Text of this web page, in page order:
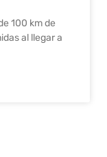
100 km de
al llegar a